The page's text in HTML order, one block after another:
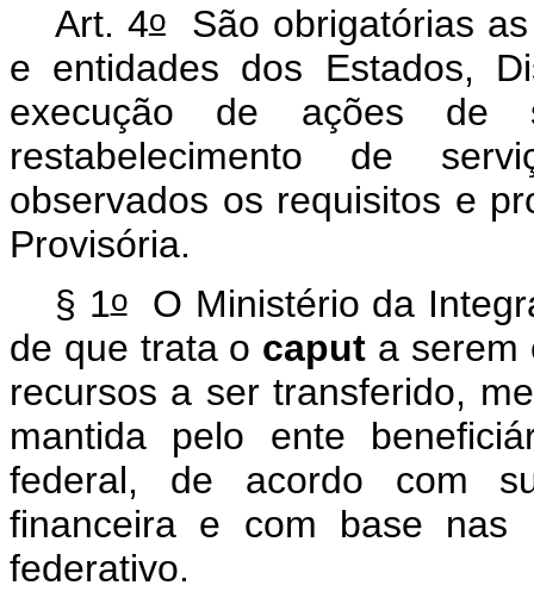
Art. 4oSão obrigatórias as
e entidades dos Estados,
execução de ações de
restabelecimento de
observados os requisitos e
Provisória.
§ 1oO Ministério da
de que trata o caput a serem
recursos a ser transferido,
mantida pelo ente
federal, de acordo com
financeira e com base nas
federativo.